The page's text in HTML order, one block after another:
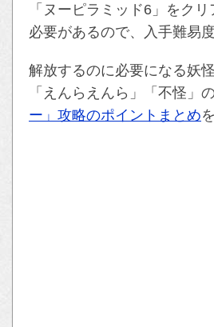
「ヌーピラミッド6」をク
必要があるので、入手難易
解放するのに必要になる妖
「えんらえんら」「不怪」
ー」攻略のポイントまとめ